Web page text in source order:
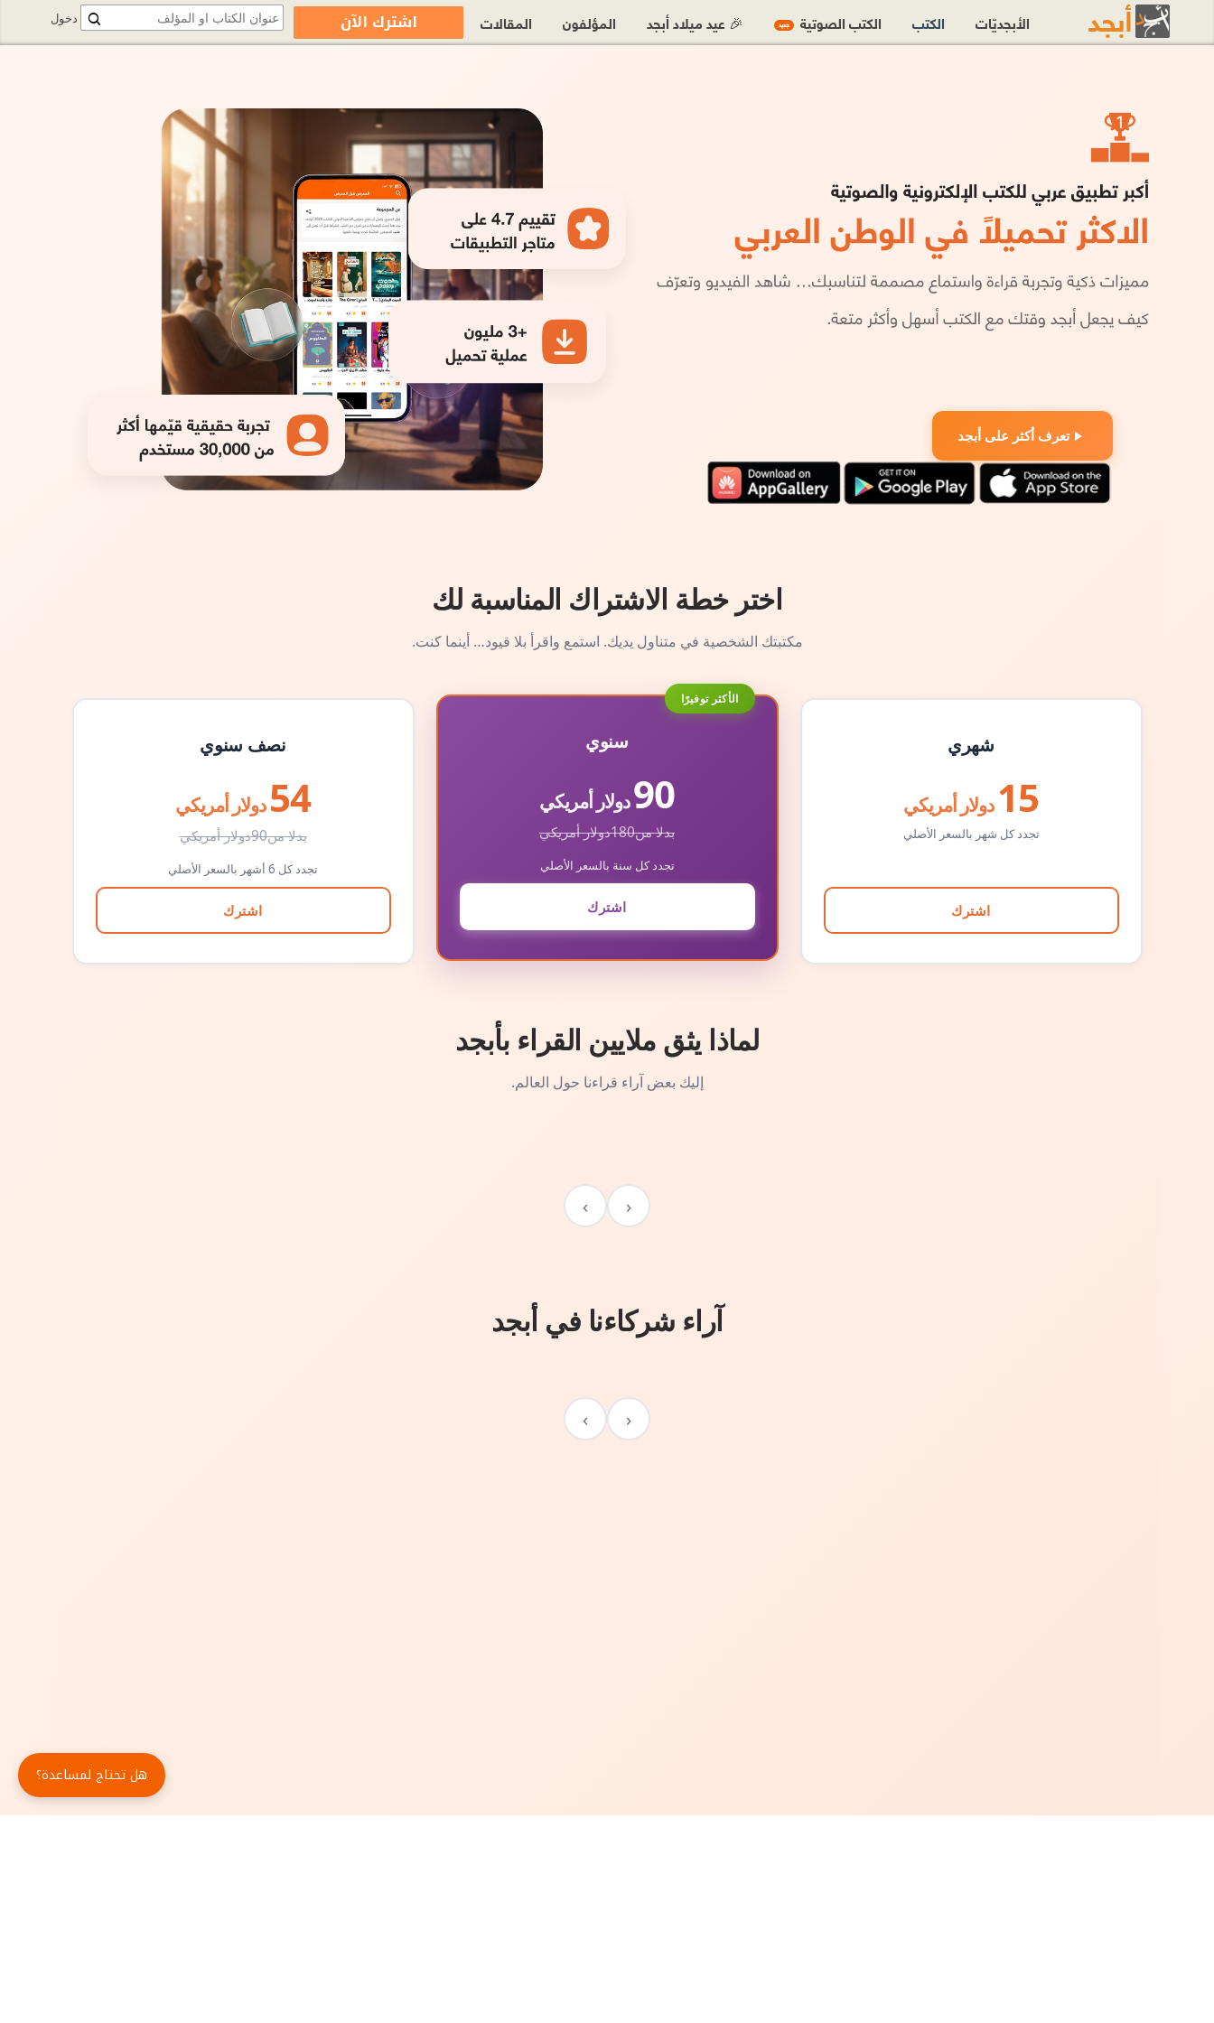
تعرف أكثر على أبجد
اختر خطة الاشتراك المناسبة لك
مكتبتك الشخصية في متناول يديك. استمع واقرأ بلا قيود… أينما كنت.
شهري
15 دولار أمريكي
تجدد كل شهر بالسعر الأصلي
اشترك
الأكثر توفيرًا
سنوي
90دولار أمريكي
بدلا من180دولار أمريكي
تجدد كل سنة بالسعر الأصلي
اشترك
نصف سنوي
54 دولار أمريكي
بدلا من90دولار أمريكي
تجدد كل 6 أشهر بالسعر الأصلي
اشترك
لماذا يثق ملايين القراء بأبجد
إليك بعض آراء قراءنا حول العالم.
‹
›
آراء شركاءنا في أبجد
‹
›
دخول الأبجديّات الكتب الكتب الصوتية جديد 🎉 عيد ميلاد أبجد المؤلفون المقالات اشترك الآن
هل تحتاج لمساعدة؟